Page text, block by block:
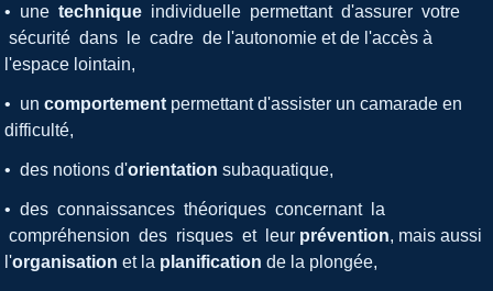
• unetechnique individuelle permettant d'assurer votre
sécurité dans le cadre de l'autonomie et de l'accès à
l'espace lointain,
• uncomportement permettant d'assister un camarade en
difficulté,
• des notions d'orientationsubaquatique,
• des connaissances théoriques concernant la
compréhension des risques et leur prévention, mais aussi
l'organisationet la planificationde la plongée,